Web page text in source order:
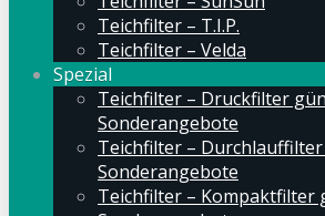
Teichfilter – T.I.P.
Teichfilter – Velda
Spezial
Teichfilter – Druckfilter
Sonderangebote
Teichfilter –
Sonderangebote
Teichfilter – Kompaktfilter